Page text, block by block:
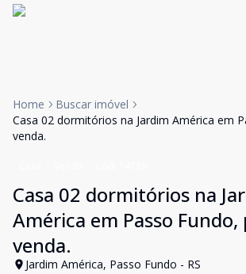
Home
Buscar imóvel
Casa 02 dormitórios na Jardim América em
venda.
Casa 02 dormitórios na
América em Passo Fundo,
venda.
Jardim América, Passo Fundo - RS